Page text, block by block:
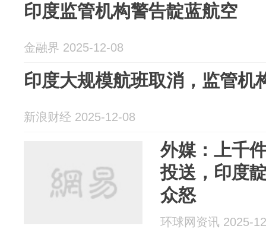
印度监管机构警告靛蓝航空
金融界 2025-12-08
印度大规模航班取消，监管机
新浪财经 2025-12-08
外媒：上千
投送，印度
众怒
环球网资讯 2025-